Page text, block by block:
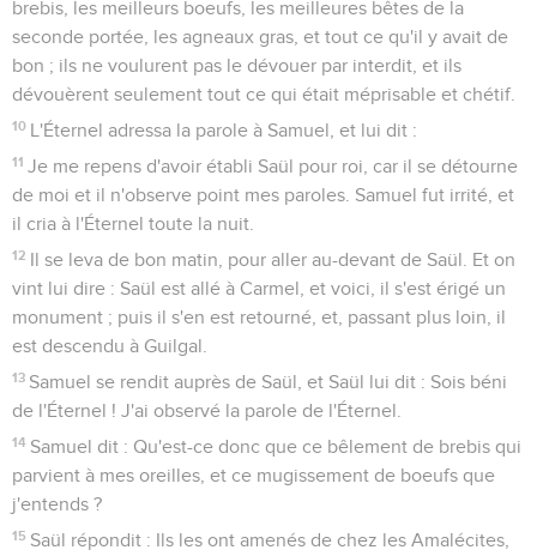
brebis, les meilleurs boeufs, les meilleures bêtes de la
seconde portée, les agneaux gras, et tout ce qu'il y avait de
bon ; ils ne voulurent pas le dévouer par interdit, et ils
dévouèrent seulement tout ce qui était méprisable et chétif.
10 L'Éternel adressa la parole à Samuel, et lui dit :
11 Je me repens d'avoir établi Saül pour roi, car il se détourne
de moi et il n'observe point mes paroles. Samuel fut irrité, et
il cria à l'Éternel toute la nuit.
12 Il se leva de bon matin, pour aller au-devant de Saül. Et on
vint lui dire : Saül est allé à Carmel, et voici, il s'est érigé un
monument ; puis il s'en est retourné, et, passant plus loin, il
est descendu à Guilgal.
13 Samuel se rendit auprès de Saül, et Saül lui dit : Sois béni
de l'Éternel ! J'ai observé la parole de l'Éternel.
14 Samuel dit : Qu'est-ce donc que ce bêlement de brebis qui
parvient à mes oreilles, et ce mugissement de boeufs que
j'entends ?
15 Saül répondit : Ils les ont amenés de chez les Amalécites,